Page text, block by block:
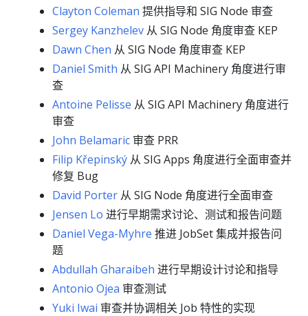
Clayton Coleman 提供指导和 SIG Node 审查
Sergey Kanzhelev 从 SIG Node 角度审查 KEP
Dawn Chen 从 SIG Node 角度审查 KEP
Daniel Smith 从 SIG API Machinery 角度进行审
查
Antoine Pelisse 从 SIG API Machinery 角度进行
审查
John Belamaric 审查 PRR
Filip Křepinský 从 SIG Apps 角度进行全面审查并
修复 Bug
David Porter 从 SIG Node 角度进行全面审查
Jensen Lo 进行早期需求讨论、测试和报告问题
Daniel Vega-Myhre 推进 JobSet 集成并报告问
题
Abdullah Gharaibeh 进行早期设计讨论和指导
Antonio Ojea 审查测试
Yuki Iwai 审查并协调相关 Job 特性的实现